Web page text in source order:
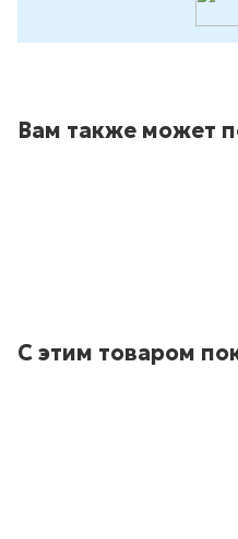
Вам также может
С этим товаром